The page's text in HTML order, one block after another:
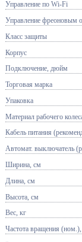
Управление по Wi-Fi
Управление фреоновым
Класс защиты
Корпус
Подключение, дюйм
Торговая марка
Упаковка
Материал рабочего
Кабель питания
Автомат. выключатель
Ширина, см
Длина, см
Высота, см
Вес, кг
Частота вращения